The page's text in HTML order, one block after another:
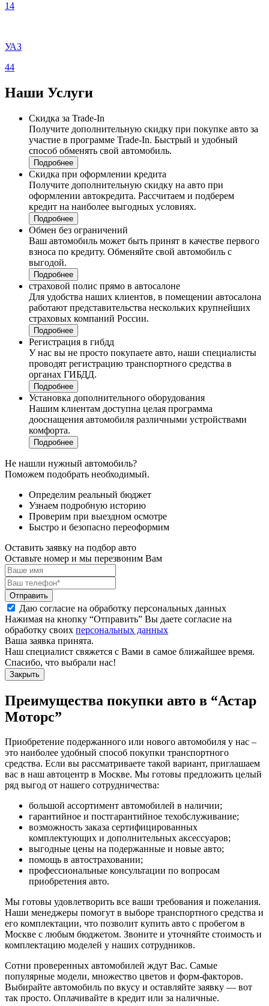
14
УАЗ
44
Наши Услуги
Скидка за Trade-In
Получите дополнительную скидку при покупке авто за
участие в программе Trade-In. Быстрый и удобный
способ обменять свой автомобиль.
Подробнее
Скидка при оформлении кредита
Получите дополнительную скидку на авто при
оформлении автокредита. Рассчитаем и подберем
кредит на наиболее выгодных условиях.
Подробнее
Обмен без ограничений
Ваш автомобиль может быть принят в качестве первого
взноса по кредиту. Обменяйте свой автомобиль с
выгодой.
Подробнее
страховой полис прямо в автосалоне
Для удобства наших клиентов, в помещении автосалона
работают представительства нескольких крупнейших
страховых компаний России.
Подробнее
Регистрация в гибдд
У нас вы не просто покупаете авто, наши специалисты
проводят регистрацию транспортного средства в
органах ГИБДД.
Подробнее
Установка дополнительного оборудования
Нашим клиентам доступна целая программа
дооснащения автомобиля различными устройствами
комфорта.
Подробнее
Не нашли нужный автомобиль?
Поможем подобрать необходимый.
Определим реальный бюджет
Узнаем подробную историю
Проверим при выездном осмотре
Быстро и безопасно переоформим
Оставить заявку на подбор авто
Оставьте номер и мы перезвоним Вам
Отправить
Даю согласие на обработку персональных данных
Нажимая на кнопку “Отправить” Вы даете согласие на
обработку своих персональных данных
Ваша заявка принята.
Наш специалист свяжется с Вами в самое ближайшее время.
Спасибо, что выбрали нас!
Закрыть
Преимущества покупки авто в “Астар
Моторс”
Приобретение подержанного или нового автомобиля у нас –
это наиболее удобный способ покупки транспортного
средства. Если вы рассматриваете такой вариант, приглашаем
вас в наш автоцентр в Москве. Мы готовы предложить целый
ряд выгод от нашего сотрудничества:
большой ассортимент автомобилей в наличии;
гарантийное и постгарантийное техобслуживание;
возможность заказа сертифицированных
комплектующих и дополнительных аксессуаров;
выгодные цены на подержанные и новые авто;
помощь в автостраховании;
профессиональные консультации по вопросам
приобретения авто.
Мы готовы удовлетворить все ваши требования и пожелания.
Наши менеджеры помогут в выборе транспортного средства и
его комплектации, что позволит купить авто с пробегом в
Москве с любым бюджетом. Звоните и уточняйте стоимость и
комплектацию моделей у наших сотрудников.
Сотни проверенных автомобилей ждут Вас. Самые
популярные модели, множество цветов и форм-факторов.
Выбирайте автомобиль по вкусу и оставляйте заявку — вот
так просто. Оплачивайте в кредит или за наличные.